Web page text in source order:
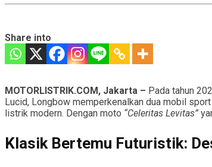
Share into
MOTORLISTRIK.COM, Jakarta – Pada tahun
Lucid, Longbow memperkenalkan dua mobil
listrik modern. Dengan moto “Celeritas Levitas”
Klasik Bertemu Futuristik: